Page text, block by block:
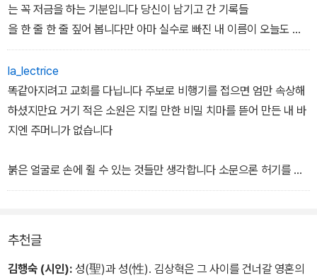
을 보네
―「거의」
는 꼭 저금을 하는 기분입니다 당신이 남기고 간 기록들
을 한 줄 한 줄 짚어 봅니다만 아마 실수로 빠진 내 이름이 오늘도 없
습니다 요즘 당신은 통 편지를 보내지 않지요
어릴 적 공터에 뛰던 플라스틱 말들을 당신께 보냅니다 그 위에서 견
디었던 내 예감도 보냅니다 먼 나라에서 한번 당신을 본 적이 있지
요 새벽이었고 당신은 내 가슴을 열고서 울기만 했습니다 결국 유사
한 아침을 맞이하며 나는 사과나무 사이를 뛰어다녔습니다 종종 나무
하는 일에 익숙하지요 사랑하는 사람들은 나를 금방 비밀로 삼았습니
다
la_lectrice
똑같아지려고 교회를 다닙니다 주보로 비행기를 접으면 엄만 속상해
하셨지만요 거기 적은 소원은 지킬 만한 비밀 치마를 뜯어 만든 내 바
지엔 주머니가 없습니다
붉은 얼굴로 손에 쥘 수 있는 것들만 생각합니다 소문으론 허기를 감
추지 못해서요 버짐이 정오 수돗물로부터 집요하게 전염됩니다 아이
언 손으로 책장 넘기며 그립던 빼빼한 여름, 종이마다 검은 곳은 내
가 넘어진 자리구요 저녁 어스름이 악어 눈을 뜰 때까지 나는 구름 쳐
추천글
김행숙 (시인): 성(聖)과 성(性). 김상혁은 그 사이를 건너갈 영혼의